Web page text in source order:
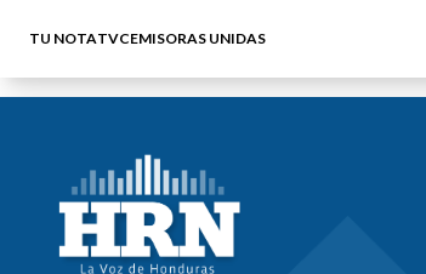
TU NOTATVCEMISORAS UNIDAS